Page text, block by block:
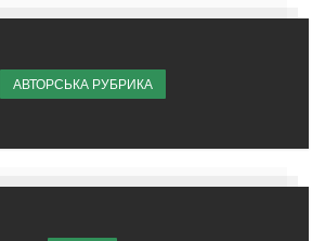
АВТОРСЬКА РУБРИКА